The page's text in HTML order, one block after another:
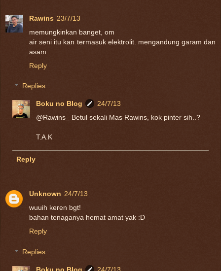
Rawins 23/7/13
memungkinkan banget, om
air seni itu kan termasuk elektrolit. mengandung garam dan
asam
Reply
Replies
Boku no Blog
24/7/13
@Rawins_ Betul sekali Mas Rawins, kok pinter sih..?
T.A.K
Reply
Unknown 24/7/13
wuuih keren bgt!
bahan tenaganya hemat amat yak :D
Reply
Replies